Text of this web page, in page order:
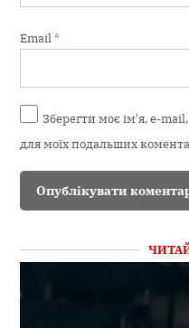
Email*
Зберегти моє ім'я, e-
для моїх подальших